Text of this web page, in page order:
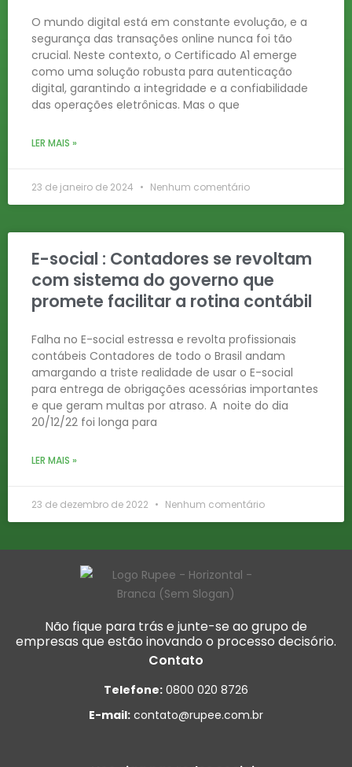
O mundo digital está em constante evolução, e a
segurança das transações online nunca foi tão
crucial. Neste contexto, o Certificado A1 emerge
como uma solução robusta para autenticação
digital, garantindo a integridade e a confiabilidade
das operações eletrônicas. Mas o que
LER MAIS »
23 de janeiro de 2024 Nenhum comentário
E-social : Contadores se revoltam
com sistema do governo que
promete facilitar a rotina contábil
Falha no E-social estressa e revolta profissionais
contábeis Contadores de todo o Brasil andam
amargando a triste realidade de usar o E-social
para entrega de obrigações acessórias importantes
e que geram multas por atraso. A noite do dia
20/12/22 foi longa para
LER MAIS »
23 de dezembro de 2022 Nenhum comentário
Não fique para trás e junte-se ao grupo de
empresas que estão inovando o processo decisório.
Contato
Telefone: 0800 020 8726
E-mail: contato@rupee.com.br